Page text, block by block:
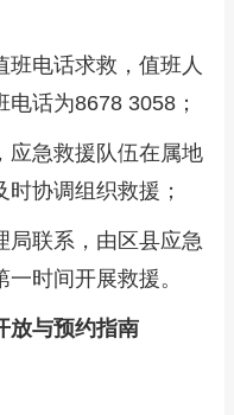
班电话求救，值班人
话为8678 3058；
应急救援队伍在属地
协调组织救援；
局联系，由区县应急
时间开展救援。
放与预约指南